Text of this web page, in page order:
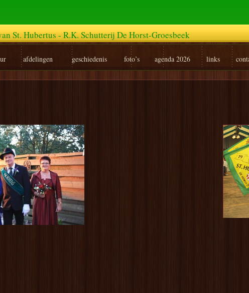
St. Hubertus - R.K. Schutterij De Horst-Groesbeek
afdelingen geschiedenis foto’s agenda 2026 links